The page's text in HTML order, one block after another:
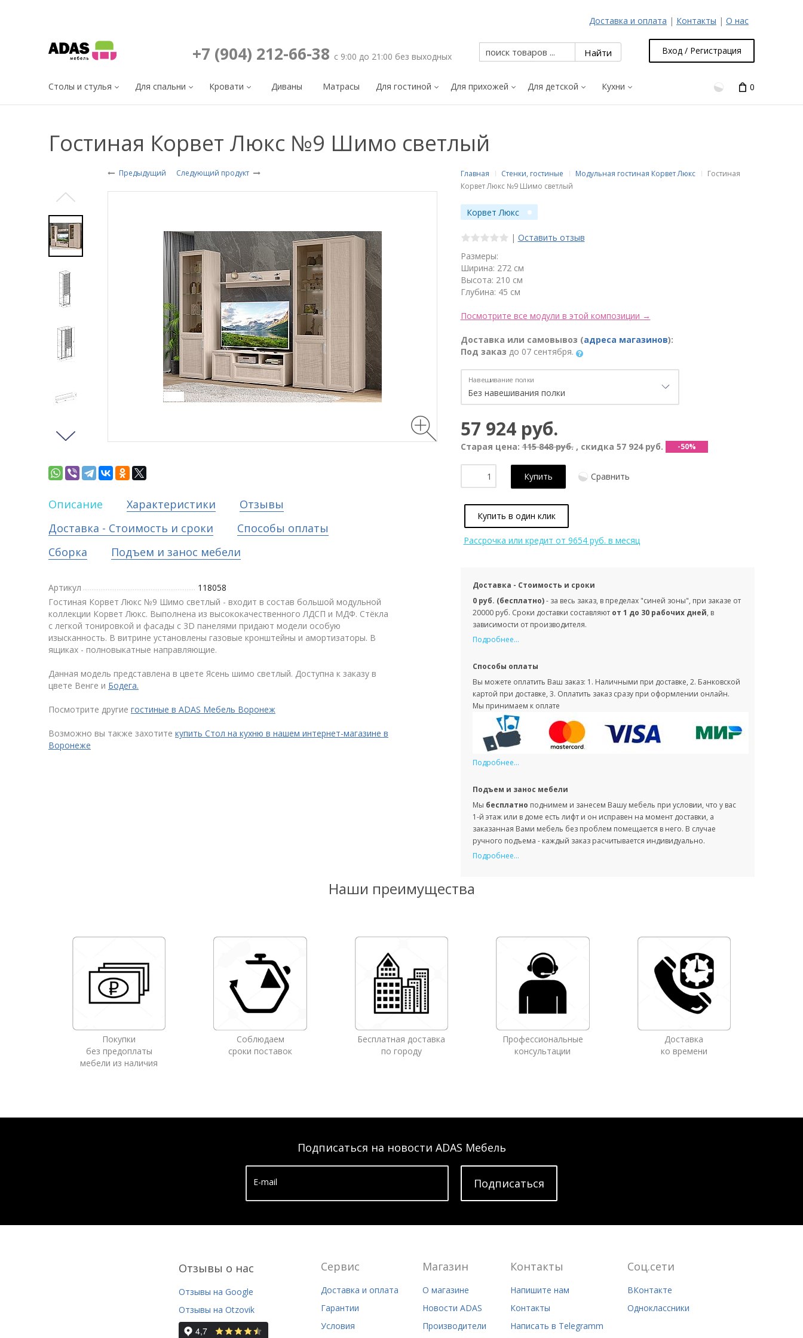
Доставка и оплата | Контакты | О нас
+7 (904) 212-66-38 с 9:00 до 21:00 без выходных
Вход / Регистрация
Столы и стулья Для спальни Кровати Диваны Матрасы Для гостиной Для прихожей Для детской Кухни 0
Гостиная Корвет Люкс №9 Шимо светлый
Предыдущий Следующий продукт Главная Стенки, гостиные Модульная гостиная Корвет Люкс
Гостиная
Корвет Люкс №9 Шимо светлый
Корвет Люкс
| Оставить отзыв
Размеры:
Ширина: 272 см
Высота: 210 см
Глубина: 45 см
Посмотрите все модули в этой композиции →
Доставка или самовывоз (адреса магазинов):
Под заказ до 07 сентября.
Навешивание полки
57 924 руб.
Старая цена:115 848 руб., скидка 57 924 руб. -50%
Купить Сравнить
Купить в один клик
Рассрочка или кредит от 9654 руб. в месяц
Доставка - Стоимость и сроки
0 руб. (бесплатно)- за весь заказ, в пределах "синей зоны", при заказе от
20000 руб. Сроки доставки составляют от 1 до 30 рабочих дней, в
зависимости от производителя.
Подробнее...
Способы оплаты
Вы можете оплатить Ваш заказ: 1. Наличными при доставке, 2. Банковской
картой при доставке, 3. Оплатить заказ сразу при оформлении онлайн.
Мы принимаем к оплате
Подробнее...
Подъем и занос мебели
Мы бесплатно поднимем и занесем Вашу мебель при условии, что у вас
1-й этаж или в доме есть лифт и он исправен на момент доставки, а
заказанная Вами мебель без проблем помещается в него. В случае
ручного подъема - каждый заказ расчитывается индивидуально.
Подробнее...
Описание Характеристики
Отзывы
Доставка - Стоимость и сроки
Способы оплаты
Сборка
Подъем и занос мебели
Артикул
118058
Гостиная Корвет Люкс №9 Шимо светлый - входит в состав большой модульной
коллекции Корвет Люкс. Выполнена из высококачественного ЛДСП и МДФ. Стёкла
с легкой тонировкой и фасады с 3D панелями придают модели особую
изысканность. В витрине установлены газовые кронштейны и амортизаторы. В
ящиках - полновыкатные направляющие.
Данная модель представлена в цвете Ясень шимо светлый. Доступна к заказу в
цвете Венге и Бодега.
Посмотрите другие гостиные в ADAS Мебель Воронеж
Возможно вы также захотите купить Стол на кухню в нашем интернет-магазине в
Воронеже
Наши преимущества
Покупки
без предоплаты
мебели из наличия
Соблюдаем
сроки поставок
Бесплатная доставка
по городу
Профессиональные
консультации
Доставка
ко времени
Подписаться на новости ADAS Мебель
E-mail Подписатьcя
Отзывы о нас
Отзывы на Google
Отзывы на Otzovik
Сервис
Доставка и оплата
Гарантии
Условия
Магазин
О магазине
Новости ADAS
Производители
Контакты
Напишите нам
Контакты
Написать в Telegramm
Соц.сети
ВКонтакте
Одноклассники